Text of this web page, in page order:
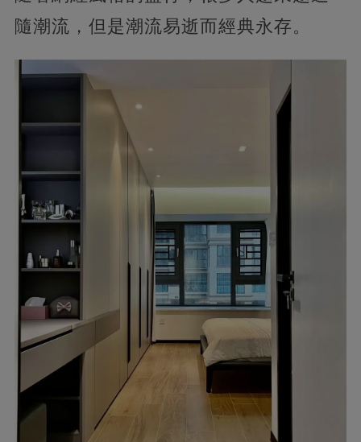
隨潮流，但是潮流易逝而經典永存。